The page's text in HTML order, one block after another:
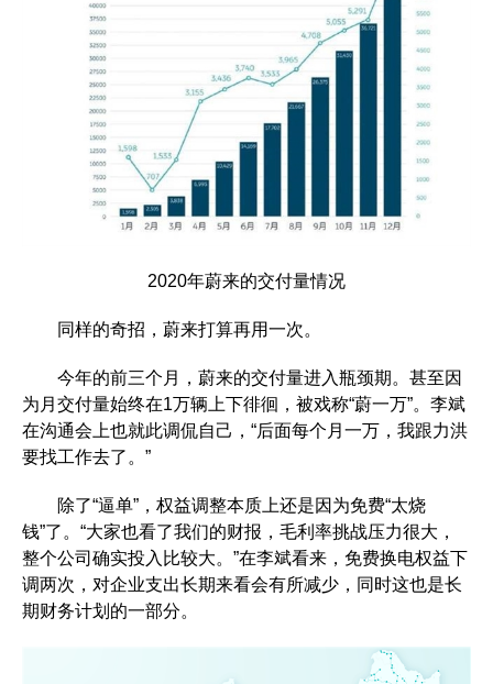
2020年蔚来的交付量情况
同样的奇招，蔚来打算再用一次。
今年的前三个月，蔚来的交付量进入瓶颈期。甚至因
为月交付量始终在1万辆上下徘徊，被戏称“蔚一万”。李斌
在沟通会上也就此调侃自己，“后面每个月一万，我跟力洪
要找工作去了。”
除了“逼单”，权益调整本质上还是因为免费“太烧
钱”了。“大家也看了我们的财报，毛利率挑战压力很大，
整个公司确实投入比较大。”在李斌看来，免费换电权益下
调两次，对企业支出长期来看会有所减少，同时这也是长
期财务计划的一部分。